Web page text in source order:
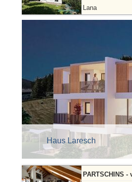
Lana
Haus Laresch
PARTSCHINS